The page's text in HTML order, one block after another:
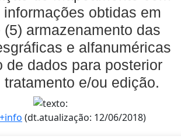
informações obtidas em
(5) armazenamento das
e alfanuméricas
de dados para posterior
tratamento e/ou edição.
(dt.atualização: 12/06/2018)